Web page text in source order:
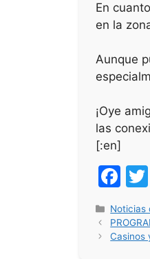
En
en la
Aunque
¡Oye
las
[:en]
F
a
c
e
Noticias
Casinos